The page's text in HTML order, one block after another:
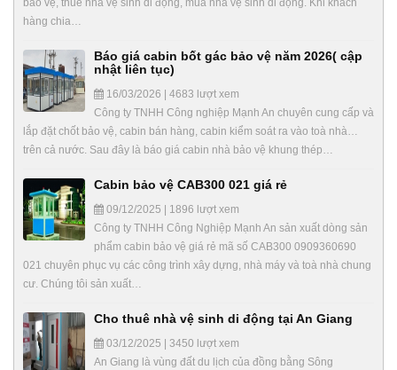
bảo vệ, thuê nhà vệ sinh di động, mua nhà vệ sinh di động. Khi khách
hàng chia…
Báo giá cabin bốt gác bảo vệ năm 2026( cập
nhật liên tục)
16/03/2026 | 4683 lượt xem
Công ty TNHH Công nghiệp Mạnh An chuyên cung cấp và
lắp đặt chốt bảo vệ, cabin bán hàng, cabin kiểm soát ra vào toà nhà…
trên cả nước. Sau đây là báo giá cabin nhà bảo vệ khung thép…
Cabin bảo vệ CAB300 021 giá rẻ
09/12/2025 | 1896 lượt xem
Công ty TNHH Công Nghiệp Mạnh An sản xuất dòng sản
phẩm cabin bảo vệ giá rẻ mã số CAB300 0909360690
021 chuyên phục vụ các công trình xây dựng, nhà máy và toà nhà chung
cư. Chúng tôi sản xuất…
Cho thuê nhà vệ sinh di động tại An Giang
03/12/2025 | 3450 lượt xem
An Giang là vùng đất du lịch của đồng bằng Sông